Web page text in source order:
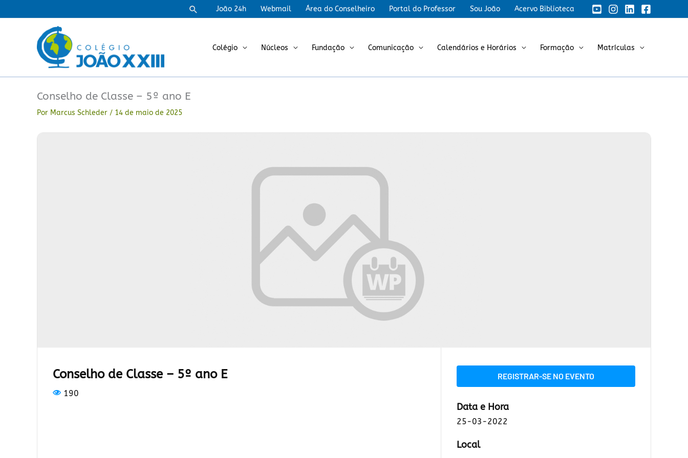
para
PesquisarJoão 24h Webmail Área do Conselheiro Portal do Professor Sou João Acervo Biblioteca
Colégio Núcleos Fundação Comunicação Calendários e Horários Formação Matrículas
Conselho de Classe – 5º ano E
Por Marcus Schleder / 14 de maio de 2025
Conselho de Classe – 5º ano E
190
REGISTRAR-SE NO EVENTO
Data e Hora
25-03-2022
Local